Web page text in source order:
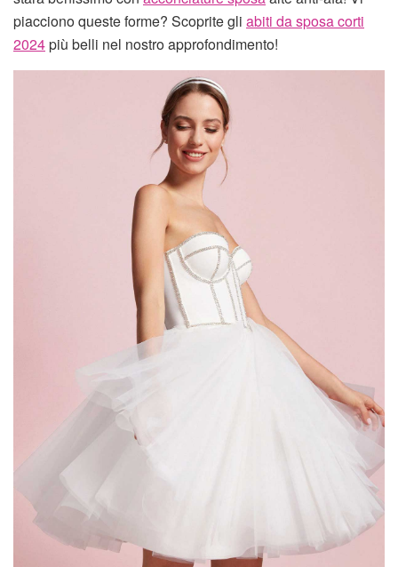
piacciono queste forme? Scoprite gli abiti da sposa corti
2024più belli nel nostro approfondimento!